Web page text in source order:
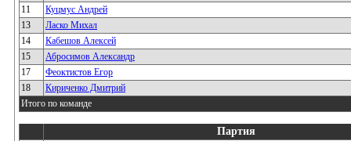
11
Куцмус Андрей
13
Ласко Михал
14
Кабешов Алексей
15
Абросимов Александр
17
Феоктистов Егор
18
Кириченко Дмитрий
Итого по команде
Партия